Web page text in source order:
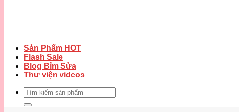
Sản Phẩm HOT
Flash Sale
Blog Bỉm Sửa
Thư viện videos
Tìm
kiếm: